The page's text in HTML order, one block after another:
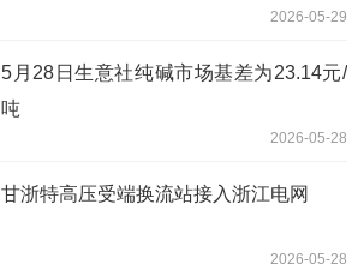
2026-05-29
5月28日生意社纯碱市场基差为23.14元/
吨
2026-05-28
甘浙特高压受端换流站接入浙江电网
2026-05-28